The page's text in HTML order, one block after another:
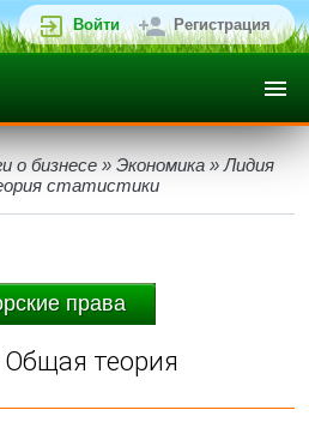
Войти Регистрация
о бизнесе » Экономика » Лидия
статистики
права
теория